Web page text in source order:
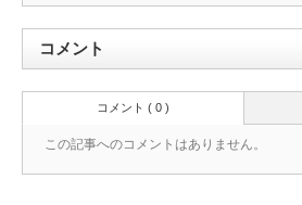
コメント
コメント ( 0 )
この記事へのコメントはありません。